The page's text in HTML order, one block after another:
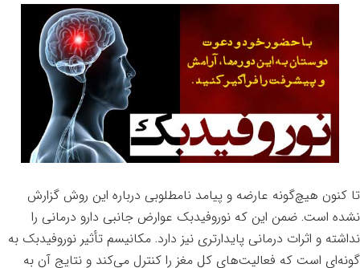
تا کنون هیچ‌گونه عارضه و پیامد نامطلوبی درباره این روش گزارش
نشده است. ضمن این که نوروفیدبک عوارض جانبی دارو درمانی را
نداشته و اثرات درمانی پایدارتری نیز دارد. مکانیسم تأثیر نوروفیدبک به
گونه‌ای است که فعالیت‌های کل مغز را کنترل می‌کند و نتایج آن به